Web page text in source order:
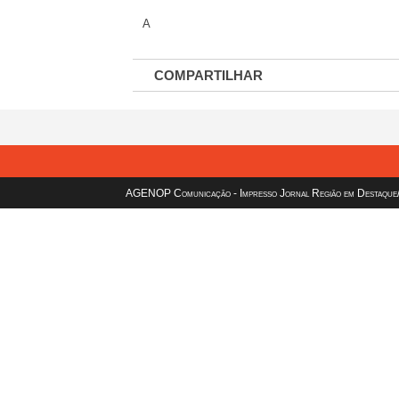
A
COMPARTILHAR
AGENOP Comunicação - Impresso Jornal Região em